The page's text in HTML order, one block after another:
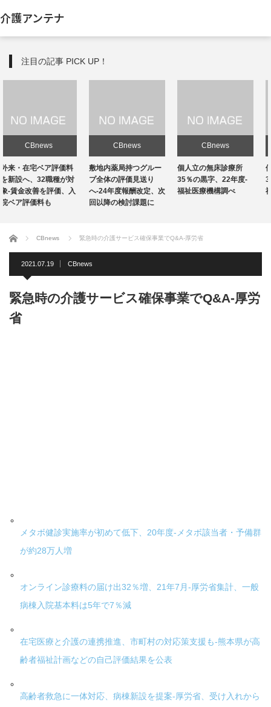
介護アンテナ
注目の記事 PICK UP！
CBnews
敷地内薬局持つグルー
プ全体の評価見送り
へ-24年度報酬改定、次
回以降の検討課題に
CBnews
個人立の無床診療所
35％の黒字、22年度-
福祉医療機構調べ
CBnews
個人立の無床診療所
35％の黒字、22年度-
福祉医療機構調べ
ホーム CBnews 緊急時の介護サービス確保事業でQ&A-厚労省
2021.07.19 CBnews
緊急時の介護サービス確保事業でQ&A-厚労
省
メタボ健診実施率が初めて低下、20年度-メタボ該当者・予備群
が約28万人増
オンライン診療料の届け出32％増、21年7月-厚労省集計、一般
病棟入院基本料は5年で7％減
在宅医療と介護の連携推進、市町村の対応策支援も-熊本県が高
齢者福祉計画などの自己評価結果を公表
高齢者救急に一体対応、病棟新設を提案-厚労省、受け入れから